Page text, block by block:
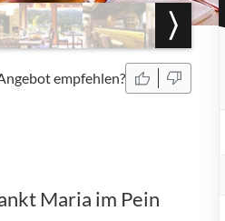
empfehlen?
Maria im Pein